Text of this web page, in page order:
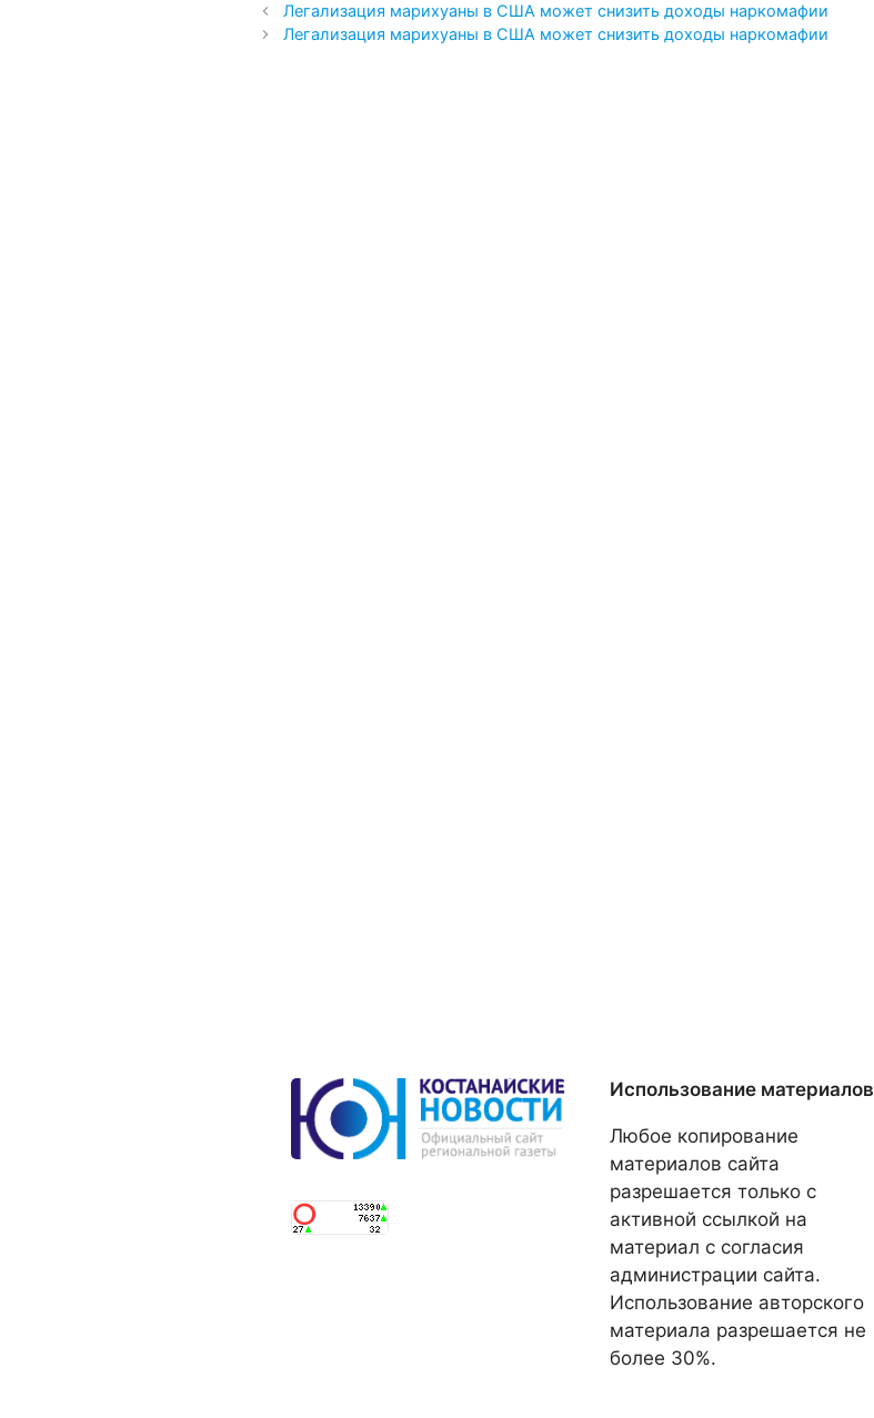
Легализация марихуаны в США может снизить доходы наркомафии
Легализация марихуаны в США может снизить доходы наркомафии
Использование материалов
Любое копирование
материалов сайта
разрешается только с
активной ссылкой на
материал с согласия
администрации сайта.
Использование авторского
материала разрешается не
более 30%.